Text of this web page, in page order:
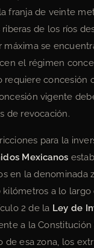
franja de veinte
riberas de los ríos
se
el régimen
requiere concesión
vigente
de revocación.
para la
Mexicanos
en la denominada
a lo largo
2 de la Ley de
a la
de esa zona, los